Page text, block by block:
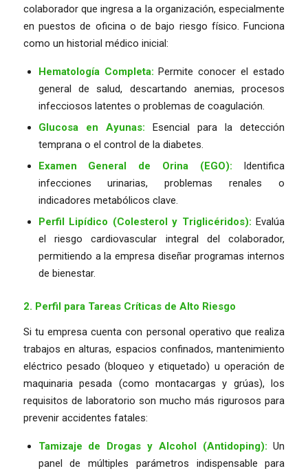
colaborador que ingresa a la organización, especialmente
en puestos de oficina o de bajo riesgo físico. Funciona
como un historial médico inicial:
Hematología Completa: Permite conocer el estado
general de salud, descartando anemias, procesos
infecciosos latentes o problemas de coagulación.
Glucosa en Ayunas: Esencial para la detección
temprana o el control de la diabetes.
Examen General de Orina (EGO): Identifica
infecciones urinarias, problemas renales o
indicadores metabólicos clave.
Perfil Lipídico (Colesterol y Triglicéridos): Evalúa
el riesgo cardiovascular integral del colaborador,
permitiendo a la empresa diseñar programas internos
de bienestar.
2. Perfil para Tareas Críticas de Alto Riesgo
Si tu empresa cuenta con personal operativo que realiza
trabajos en alturas, espacios confinados, mantenimiento
eléctrico pesado (bloqueo y etiquetado) u operación de
maquinaria pesada (como montacargas y grúas), los
requisitos de laboratorio son mucho más rigurosos para
prevenir accidentes fatales:
Tamizaje de Drogas y Alcohol (Antidoping): Un
panel de múltiples parámetros indispensable para